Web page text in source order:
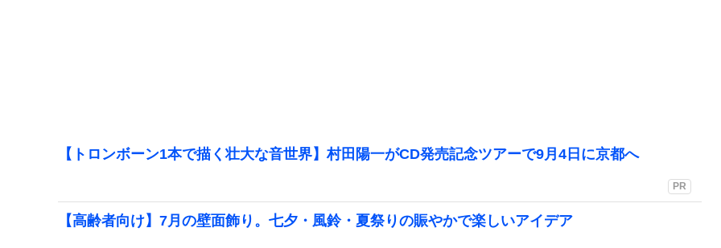
【トロンボーン1本で描く壮大な音世界】村田陽一がCD発売記念ツアーで9月4日に京都へ
PR
【高齢者向け】7月の壁面飾り。七夕・風鈴・夏祭りの賑やかで楽しいアイデア